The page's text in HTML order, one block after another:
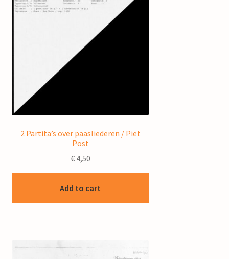
2 Partita’s over paasliederen / Piet
Post
€4,50
Add to cart